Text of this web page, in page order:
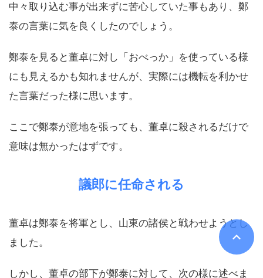
中々取り込む事が出来ずに苦心していた事もあり、鄭
泰の言葉に気を良くしたのでしょう。
鄭泰を見ると董卓に対し「おべっか」を使っている様
にも見えるかも知れませんが、実際には機転を利かせ
た言葉だった様に思います。
ここで鄭泰が意地を張っても、董卓に殺されるだけで
意味は無かったはずです。
議郎に任命される
董卓は鄭泰を将軍とし、山東の諸侯と戦わせようとし
ました。
しかし、董卓の部下が鄭泰に対して、次の様に述べま